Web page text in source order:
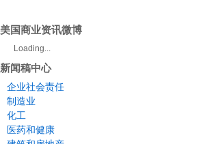
美国商业资讯微博
Loading...
新闻稿中心
企业社会责任
制造业
化工
医药和健康